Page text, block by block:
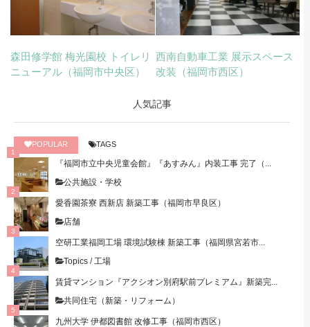
森田修学館 梅光園校 トイレリ
ニューアル（福岡市中央区）
西南自動車工業 展示スペース
改装（福岡市西区）
人気記事
POPULAR TAGS
『福岡市立中央児童会館』『あすみん』内装工事 完了（...
公共施設・学校
愛香園茶寮 西新店 新築工事（福岡市早良区）
店舗
空研工業福岡工場 環境試験棟 新築工事（福岡県宮若市...
Topics / 工場
賃貸マンション『アクシオン別府駅前プレミアム』新築完...
共同住宅（新築・リフォーム）
九州大学 伊都図書館 改修工事（福岡市西区）